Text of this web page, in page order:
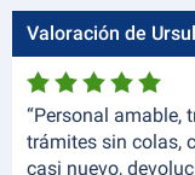
Valoración de
“Personal amable,
trámites sin colas,
casi nuevo,